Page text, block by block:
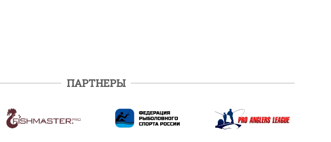
ПАРТНЕРЫ
ПОДРОБНЕЕ ПОДРОБНЕЕ ПОДРОБНЕЕ